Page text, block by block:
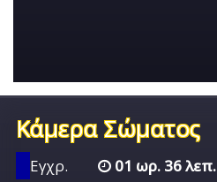
Κάμερα Σώματος
Εγχρ. 01 ωρ. 36 λεπ.